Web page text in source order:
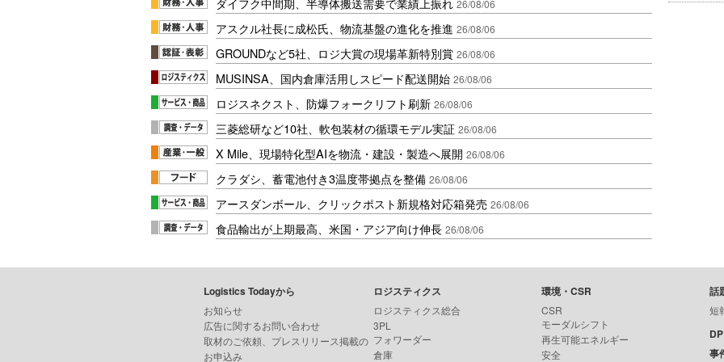
26/08/06
アスクル社長に成松氏、物流基盤の進化を推進 26/08/06
GROUNDなど5社、ロジ大賞の現場革新特別賞 26/08/06
MUSINSA、国内倉庫活用しスピード配送開始 26/08/06
ロジスネクスト、防爆フォークリフト刷新 26/08/06
三菱総研など10社、軟包装材の循環モデル実証 26/08/06
X Mile、現場特化型AIを物流・建設・製造へ展開 26/08/06
クラダシ、蓄電池付き3温度帯拠点を整備 26/08/06
アースダンボール、クリックポスト新規格対応箱発売 26/08/06
食品輸出が上期最高、米国・アジア向け伸長 26/08/06
Logistics Todayから
お知らせ
広告に関するお問い合わせ
取材のご依頼、プレスリリース掲載の
お申込み
ロジスティクス
ロジスティクス総合
3PL
フォワーダー
倉庫
環境・CSR
CSR
モーダルシフト
再生可能エネルギー
安全
話
短
事